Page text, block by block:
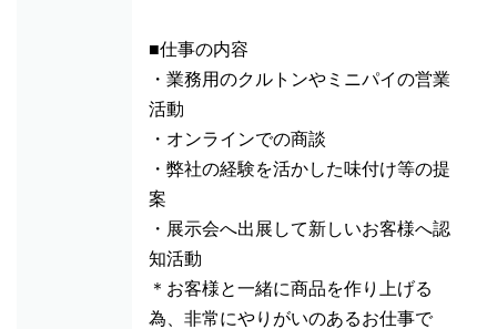
■仕事の内容
・業務用のクルトンやミニパイの営業
活動
・オンラインでの商談
・弊社の経験を活かした味付け等の提
案
・展示会へ出展して新しいお客様へ認
知活動
＊お客様と一緒に商品を作り上げる
為、非常にやりがいのあるお仕事で